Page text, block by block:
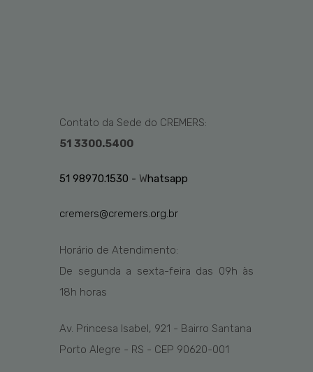
Contato da Sede do CREMERS:
51 3300.5400
51 98970.1530 - Whatsapp
cremers@cremers.org.br
Horário de Atendimento:
De segunda a sexta-feira das 09h às
18h horas
Av. Princesa Isabel, 921 - Bairro Santana
Porto Alegre - RS - CEP 90620-001